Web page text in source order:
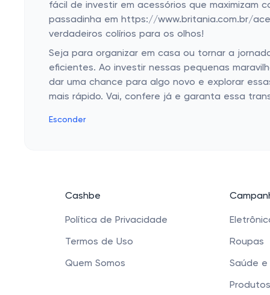
fácil de investir em acessórios que maximizam
passadinha em https://www.britania.com.br/
verdadeiros colírios para os olhos!
Seja para organizar em casa ou tornar a
eficientes. Ao investir nessas pequenas
dar uma chance para algo novo e explorar
mais rápido. Vai, confere já e garanta essa
Esconder
Cashbe
Política de Privacidade
Termos de Uso
Quem Somos
Roupas
Saúde